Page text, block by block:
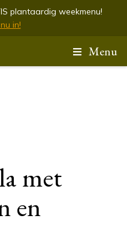
plantaardig weekmenu!
in!
Menu
met
en